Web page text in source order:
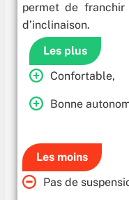
permet de franchir
d’inclinaison.
Les plus
Confortable,
Bonne
Les moins
Pas de